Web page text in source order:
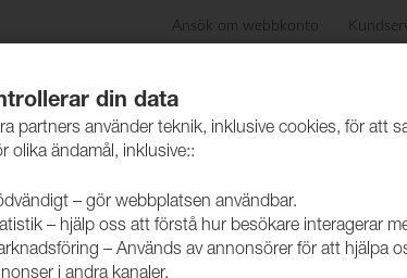
Ansök om webbkonto
Produkter Skötselråd
din data
partners använder teknik, inklusive cookies, för att
olika ändamål, inklusive::
– gör webbplatsen användbar.
– hjälp oss att förstå hur besökare interagerar
– Används av annonsörer för att hjälpa